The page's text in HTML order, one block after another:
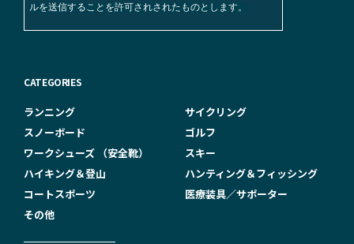
ルを送信することを許可されされたものとします。
CATEGORIES
ランニング
サイクリング
スノーボード
ゴルフ
ワークシューズ （安全靴）
スキー
ハイキング＆登山
ハンティング＆フィッシング
コートスポーツ
医療装具／サポーター
その他